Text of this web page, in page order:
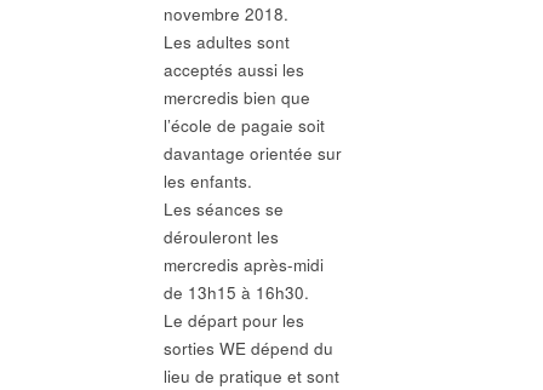
novembre 2018.
Les adultes sont
acceptés aussi les
mercredis bien que
l’école de pagaie soit
davantage orientée sur
les enfants.
Les séances se
dérouleront les
mercredis après-midi
de 13h15 à 16h30.
Le départ pour les
sorties WE dépend du
lieu de pratique et sont